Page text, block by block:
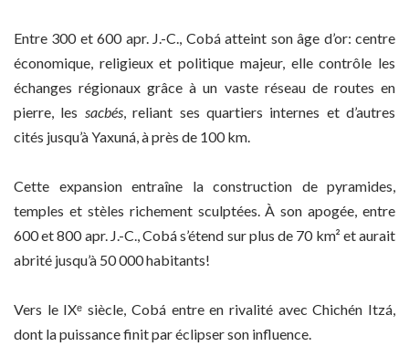
Entre 300 et 600 apr. J.-C., Cobá atteint son âge d’or: centre
économique, religieux et politique majeur, elle contrôle les
échanges régionaux grâce à un vaste réseau de routes en
pierre, les sacbés, reliant ses quartiers internes et d’autres
cités jusqu’à Yaxuná, à près de 100 km.
Cette expansion entraîne la construction de pyramides,
temples et stèles richement sculptées. À son apogée, entre
600 et 800 apr. J.-C., Cobá s’étend sur plus de 70 km² et aurait
abrité jusqu’à 50 000 habitants!
Vers le IXᵉ siècle, Cobá entre en rivalité avec Chichén Itzá,
dont la puissance finit par éclipser son influence.